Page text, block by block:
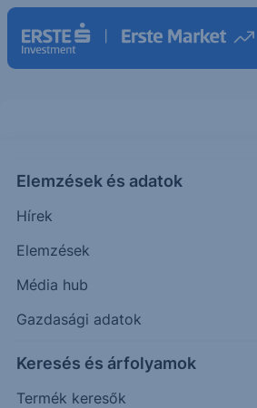
Elemzések és adatok
Hírek
Elemzések
Média hub
Gazdasági adatok
Keresés és árfolyamok
Termék keresők
NEGG(USA)
Newegg Commerce
17.88 USD
Időpont: 26.08.06. 22:00
Előző záró:
16.70
Árfolyamértesítő rögzítése
További információk kérése